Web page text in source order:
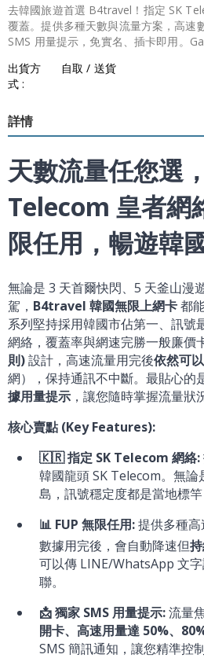
去韓國旅遊首選 B4travel！指定 SK
覆蓋。提供多種天數與流量方案，高速
SMS 用量提示，免實名、插卡即用。
出貨方
式 :
自取 / 送貨
詳情
天數流量任您選
Telecom 皇者網
限任用，暢遊韓
無論是 3 天首爾快閃、5 天釜山漫
駕， B4travel 韓國無限上網卡都
系列堅持採用韓國市佔第一、訊號
網絡，覆蓋率與網速完勝一般廉價
則)設計，高速流量用完後依然可
網），保持通訊不中斷。最貼心的
據用量提示 ，讓您隨時掌握流量狀
核心賣點 (Key Features):
🇰🇷 指定 SK Telecom 網絡:
韓國龍頭 SK Telecom。無
島，訊號穩定度都是當地標竿
📊 FUP 無限任用:提供多種
數據用完後，會自動降速但
可以傳 LINE/WhatsApp 文
聯。
📩 獨家 SMS 用量提示:流量
開卡、高速用量達 50%、
SMS 簡訊通知，讓您精準控